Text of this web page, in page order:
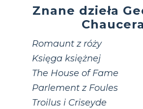
Znane dzieła
Chaucera
Romaunt z róży
Księga księżnej
The House of Fame
Parlement z Foules
Troilus i Criseyde